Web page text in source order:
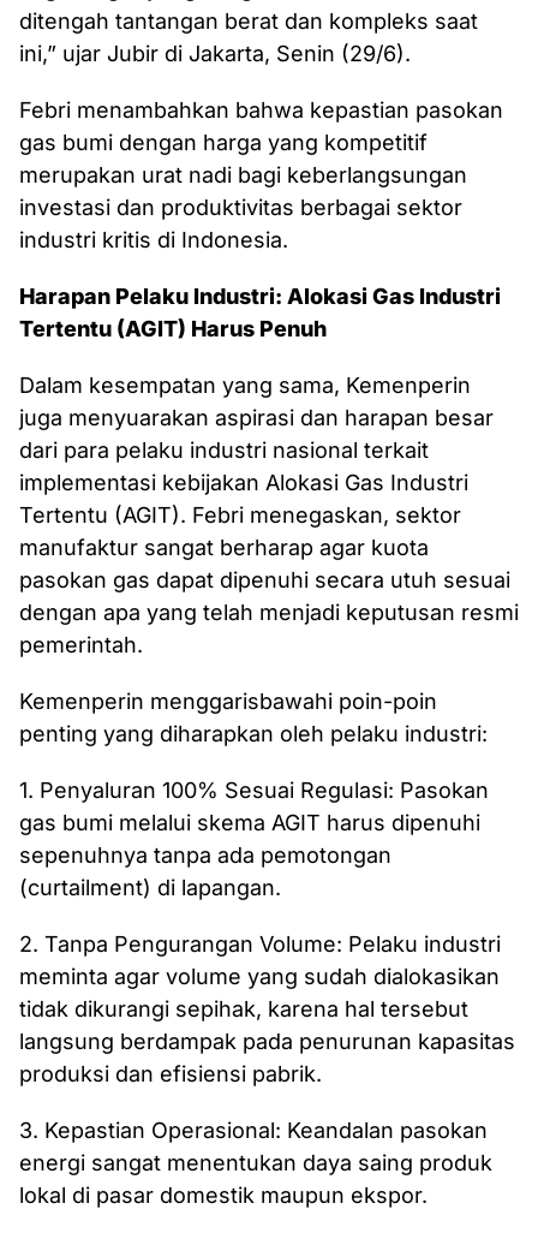
ditengah tantangan berat dan kompleks saat
ini,” ujar Jubir di Jakarta, Senin (29/6).
Febri menambahkan bahwa kepastian pasokan
gas bumi dengan harga yang kompetitif
merupakan urat nadi bagi keberlangsungan
investasi dan produktivitas berbagai sektor
industri kritis di Indonesia.
Harapan Pelaku Industri: Alokasi Gas Industri
Tertentu (AGIT) Harus Penuh
Dalam kesempatan yang sama, Kemenperin
juga menyuarakan aspirasi dan harapan besar
dari para pelaku industri nasional terkait
implementasi kebijakan Alokasi Gas Industri
Tertentu (AGIT). Febri menegaskan, sektor
manufaktur sangat berharap agar kuota
pasokan gas dapat dipenuhi secara utuh sesuai
dengan apa yang telah menjadi keputusan resmi
pemerintah.
Kemenperin menggarisbawahi poin-poin
penting yang diharapkan oleh pelaku industri:
1. Penyaluran 100% Sesuai Regulasi: Pasokan
gas bumi melalui skema AGIT harus dipenuhi
sepenuhnya tanpa ada pemotongan
(curtailment) di lapangan.
2. Tanpa Pengurangan Volume: Pelaku industri
meminta agar volume yang sudah dialokasikan
tidak dikurangi sepihak, karena hal tersebut
langsung berdampak pada penurunan kapasitas
produksi dan efisiensi pabrik.
3. Kepastian Operasional: Keandalan pasokan
energi sangat menentukan daya saing produk
lokal di pasar domestik maupun ekspor.